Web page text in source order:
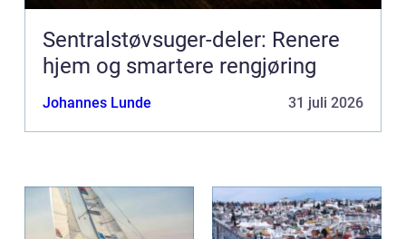
Sentralstøvsuger-deler: Renere
hjem og smartere rengjøring
Johannes Lunde 31 juli 2026